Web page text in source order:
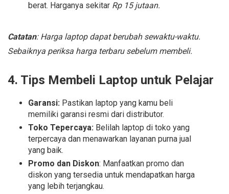
berat. Harganya sekitar Rp 15 jutaan.
Catatan: Harga laptop dapat berubah sewaktu-waktu.
Sebaiknya periksa harga terbaru sebelum membeli.
4. Tips Membeli Laptop untuk Pelajar
Garansi: Pastikan laptop yang kamu beli
memiliki garansi resmi dari distributor.
Toko Tepercaya: Belilah laptop di toko yang
terpercaya dan menawarkan layanan purna jual
yang baik.
Promo dan Diskon: Manfaatkan promo dan
diskon yang tersedia untuk mendapatkan harga
yang lebih terjangkau.